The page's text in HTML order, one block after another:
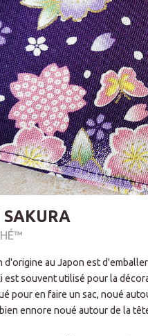
SAKURA
d'origine au Japon est
est souvent utilisé pour la
pour en faire un sac, noué
ennore noué autour de la